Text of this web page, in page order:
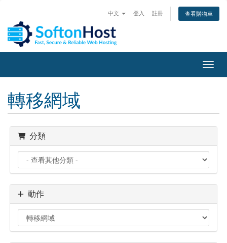
中文 登入 註冊 查看購物車
切換
轉移網域
分類
動作